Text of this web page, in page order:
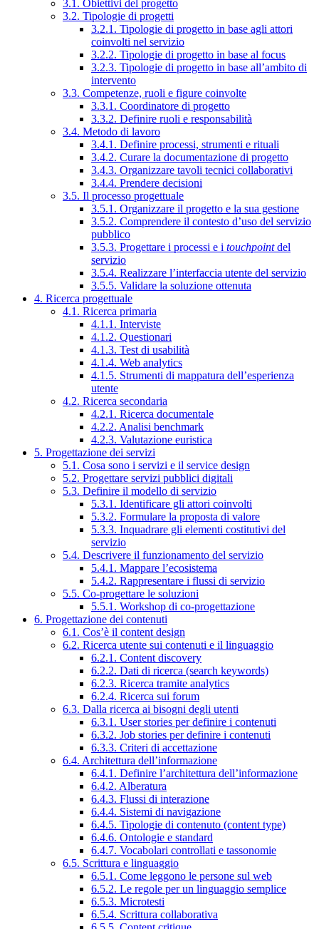
3.1. Obiettivi del progetto
3.2. Tipologie di progetti
3.2.1. Tipologie di progetto in base agli attori
coinvolti nel servizio
3.2.2. Tipologie di progetto in base al focus
3.2.3. Tipologie di progetto in base all’ambito di
intervento
3.3. Competenze, ruoli e figure coinvolte
3.3.1. Coordinatore di progetto
3.3.2. Definire ruoli e responsabilità
3.4. Metodo di lavoro
3.4.1. Definire processi, strumenti e rituali
3.4.2. Curare la documentazione di progetto
3.4.3. Organizzare tavoli tecnici collaborativi
3.4.4. Prendere decisioni
3.5. Il processo progettuale
3.5.1. Organizzare il progetto e la sua gestione
3.5.2. Comprendere il contesto d’uso del servizio
pubblico
3.5.3. Progettare i processi e i touchpointdel
servizio
3.5.4. Realizzare l’interfaccia utente del servizio
3.5.5. Validare la soluzione ottenuta
4. Ricerca progettuale
4.1. Ricerca primaria
4.1.1. Interviste
4.1.2. Questionari
4.1.3. Test di usabilità
4.1.4. Web analytics
4.1.5. Strumenti di mappatura dell’esperienza
utente
4.2. Ricerca secondaria
4.2.1. Ricerca documentale
4.2.2. Analisi benchmark
4.2.3. Valutazione euristica
5. Progettazione dei servizi
5.1. Cosa sono i servizi e il service design
5.2. Progettare servizi pubblici digitali
5.3. Definire il modello di servizio
5.3.1. Identificare gli attori coinvolti
5.3.2. Formulare la proposta di valore
5.3.3. Inquadrare gli elementi costitutivi del
servizio
5.4. Descrivere il funzionamento del servizio
5.4.1. Mappare l’ecosistema
5.4.2. Rappresentare i flussi di servizio
5.5. Co-progettare le soluzioni
5.5.1. Workshop di co-progettazione
6. Progettazione dei contenuti
6.1. Cos’è il content design
6.2. Ricerca utente sui contenuti e il linguaggio
6.2.1. Content discovery
6.2.2. Dati di ricerca (search keywords)
6.2.3. Ricerca tramite analytics
6.2.4. Ricerca sui forum
6.3. Dalla ricerca ai bisogni degli utenti
6.3.1. User stories per definire i contenuti
6.3.2. Job stories per definire i contenuti
6.3.3. Criteri di accettazione
6.4. Architettura dell’informazione
6.4.1. Definire l’architettura dell’informazione
6.4.2. Alberatura
6.4.3. Flussi di interazione
6.4.4. Sistemi di navigazione
6.4.5. Tipologie di contenuto (content type)
6.4.6. Ontologie e standard
6.4.7. Vocabolari controllati e tassonomie
6.5. Scrittura e linguaggio
6.5.1. Come leggono le persone sul web
6.5.2. Le regole per un linguaggio semplice
6.5.3. Microtesti
6.5.4. Scrittura collaborativa